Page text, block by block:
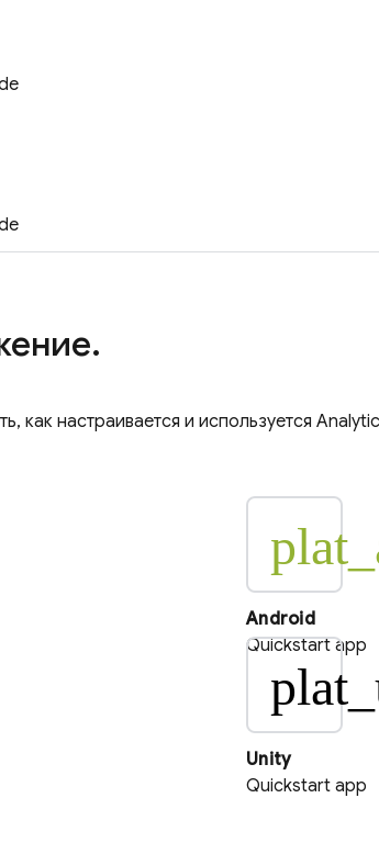
как настраивается и используется
Android
Quickstart app
Unity
Quickstart app